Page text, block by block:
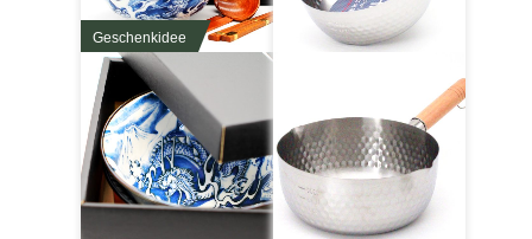
Geschenkidee